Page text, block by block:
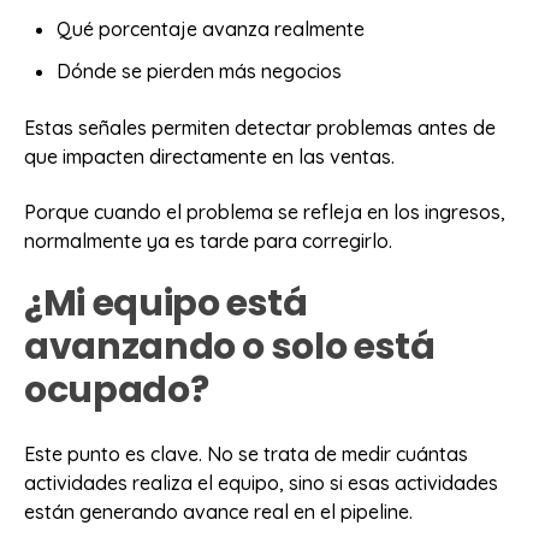
Qué porcentaje avanza realmente
Dónde se pierden más negocios
Estas señales permiten detectar problemas antes de
que impacten directamente en las ventas.
Porque cuando el problema se refleja en los ingresos,
normalmente ya es tarde para corregirlo.
¿Mi equipo está
avanzando o solo está
ocupado?
Este punto es clave. No se trata de medir cuántas
actividades realiza el equipo, sino si esas actividades
están generando avance real en el pipeline.